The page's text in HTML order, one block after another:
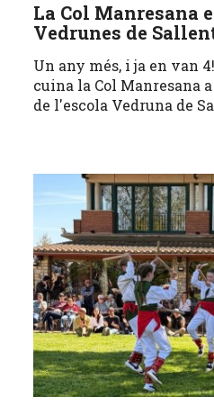
La Col Manresana
Vedrunes de
Un any més, i ja en van
cuina la Col Manresana
de l'escola Vedruna de